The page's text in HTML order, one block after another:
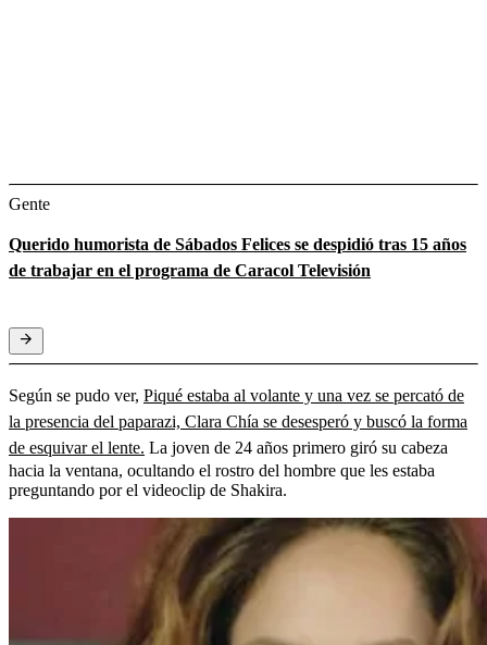
Gente
Querido humorista de Sábados Felices se despidió tras 15 años
de trabajar en el programa de Caracol Televisión
Según se pudo ver, Piqué estaba al volante y una vez se percató de
la presencia del paparazi, Clara Chía se desesperó y buscó la forma
de esquivar el lente. La joven de 24 años primero giró su cabeza
hacia la ventana, ocultando el rostro del hombre que les estaba
preguntando por el videoclip de Shakira.